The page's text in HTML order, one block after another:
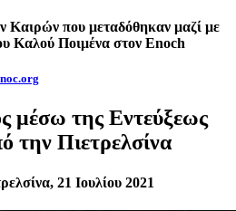
Καιρών που μεταδόθηκαν μαζί με
Καλού Ποιμένα στον Enoch
μέσω της Εντεύξεως
την Πιετρελσίνα
21 Ιουλίου 2021